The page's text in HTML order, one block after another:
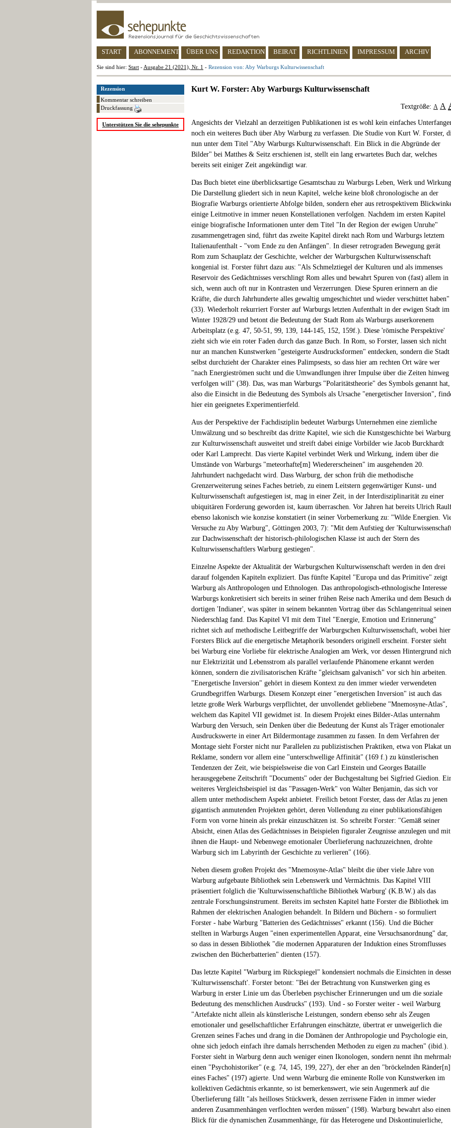
START ABONNEMENT ÜBER UNS REDAKTION BEIRAT RICHTLINIEN IMPRESSUM ARCHIV
Sie sind hier: Start - Ausgabe 21 (2021), Nr. 1 - Rezension von: Aby Warburgs Kulturwissenschaft
Rezension
Kommentar schreiben
Druckfassung
Unterstützen Sie die sehepunkte
Kurt W. Forster: Aby Warburgs Kulturwissenschaft
Textgröße: A A
Angesichts der Vielzahl an derzeitigen Publikationen ist es wohl kein einfaches
noch ein weiteres Buch über Aby Warburg zu verfassen. Die Studie von Kurt W. Forster,
nun unter dem Titel "Aby Warburgs Kulturwissenschaft. Ein Blick in die Abgründe der
Bilder" bei Matthes & Seitz erschienen ist, stellt ein lang erwartetes Buch dar, welches
bereits seit einiger Zeit angekündigt war.
Das Buch bietet eine überblicksartige Gesamtschau zu Warburgs Leben, Werk und
Die Darstellung gliedert sich in neun Kapitel, welche keine bloß chronologische an der
Biografie Warburgs orientierte Abfolge bilden, sondern eher aus retrospektivem
einige Leitmotive in immer neuen Konstellationen verfolgen. Nachdem im ersten Kapitel
einige biografische Informationen unter dem Titel "In der Region der ewigen Unruhe"
zusammengetragen sind, führt das zweite Kapitel direkt nach Rom und Warburgs letztem
Italienaufenthalt - "vom Ende zu den Anfängen". In dieser retrograden Bewegung gerät
Rom zum Schauplatz der Geschichte, welcher der Warburgschen Kulturwissenschaft
kongenial ist. Forster führt dazu aus: "Als Schmelztiegel der Kulturen und als immenses
Reservoir des Gedächtnisses verschlingt Rom alles und bewahrt Spuren von (fast) allem in
sich, wenn auch oft nur in Kontrasten und Verzerrungen. Diese Spuren erinnern an die
Kräfte, die durch Jahrhunderte alles gewaltig umgeschichtet und wieder verschüttet haben"
(33). Wiederholt rekurriert Forster auf Warburgs letzten Aufenthalt in der ewigen Stadt im
Winter 1928/29 und betont die Bedeutung der Stadt Rom als Warburgs auserkorenem
Arbeitsplatz (e.g. 47, 50-51, 99, 139, 144-145, 152, 159f.). Diese 'römische Perspektive'
zieht sich wie ein roter Faden durch das ganze Buch. In Rom, so Forster, lassen sich nicht
nur an manchen Kunstwerken "gesteigerte Ausdrucksformen" entdecken, sondern die Stadt
selbst durchzieht der Charakter eines Palimpsests, so dass hier am rechten Ort wäre wer
"nach Energieströmen sucht und die Umwandlungen ihrer Impulse über die Zeiten hinweg
verfolgen will" (38). Das, was man Warburgs "Polaritätstheorie" des Symbols genannt hat,
also die Einsicht in die Bedeutung des Symbols als Ursache "energetischer Inversion",
hier ein geeignetes Experimentierfeld.
Aus der Perspektive der Fachdisziplin bedeutet Warburgs Unternehmen eine ziemliche
Umwälzung und so beschreibt das dritte Kapitel, wie sich die Kunstgeschichte bei Warburg
zur Kulturwissenschaft ausweitet und streift dabei einige Vorbilder wie Jacob Burckhardt
oder Karl Lamprecht. Das vierte Kapitel verbindet Werk und Wirkung, indem über die
Umstände von Warburgs "meteorhafte[m] Wiedererscheinen" im ausgehenden 20.
Jahrhundert nachgedacht wird. Dass Warburg, der schon früh die methodische
Grenzerweiterung seines Faches betrieb, zu einem Leitstern gegenwärtiger Kunst- und
Kulturwissenschaft aufgestiegen ist, mag in einer Zeit, in der Interdisziplinarität zu einer
ubiquitären Forderung geworden ist, kaum überraschen. Vor Jahren hat bereits Ulrich
ebenso lakonisch wie konzise konstatiert (in seiner Vorbemerkung zu: "Wilde Energien.
Versuche zu Aby Warburg", Göttingen 2003, 7): "Mit dem Aufstieg der
zur Dachwissenschaft der historisch-philologischen Klasse ist auch der Stern des
Kulturwissenschaftlers Warburg gestiegen".
Einzelne Aspekte der Aktualität der Warburgschen Kulturwissenschaft werden in den drei
darauf folgenden Kapiteln expliziert. Das fünfte Kapitel "Europa und das Primitive" zeigt
Warburg als Anthropologen und Ethnologen. Das anthropologisch-ethnologische Interesse
Warburgs konkretisiert sich bereits in seiner frühen Reise nach Amerika und dem Besuch
dortigen 'Indianer', was später in seinem bekannten Vortrag über das Schlangenritual seinen
Niederschlag fand. Das Kapitel VI mit dem Titel "Energie, Emotion und Erinnerung"
richtet sich auf methodische Leitbegriffe der Warburgschen Kulturwissenschaft, wobei hier
Forsters Blick auf die energetische Metaphorik besonders originell erscheint. Forster sieht
bei Warburg eine Vorliebe für elektrische Analogien am Werk, vor dessen Hintergrund
nur Elektrizität und Lebensstrom als parallel verlaufende Phänomene erkannt werden
können, sondern die zivilisatorischen Kräfte "gleichsam galvanisch" vor sich hin arbeiten.
"Energetische Inversion" gehört in diesem Kontext zu den immer wieder verwendeten
Grundbegriffen Warburgs. Diesem Konzept einer "energetischen Inversion" ist auch das
letzte große Werk Warburgs verpflichtet, der unvollendet gebliebene "Mnemosyne-Atlas",
welchem das Kapitel VII gewidmet ist. In diesem Projekt eines Bilder-Atlas unternahm
Warburg den Versuch, sein Denken über die Bedeutung der Kunst als Träger emotionaler
Ausdruckswerte in einer Art Bildermontage zusammen zu fassen. In dem Verfahren der
Montage sieht Forster nicht nur Parallelen zu publizistischen Praktiken, etwa von Plakat
Reklame, sondern vor allem eine "unterschwellige Affinität" (169 f.) zu künstlerischen
Tendenzen der Zeit, wie beispielsweise die von Carl Einstein und Georges Bataille
herausgegebene Zeitschrift "Documents" oder der Buchgestaltung bei Sigfried Giedion.
weiteres Vergleichsbeispiel ist das "Passagen-Werk" von Walter Benjamin, das sich vor
allem unter methodischem Aspekt anbietet. Freilich betont Forster, dass der Atlas zu jenen
gigantisch anmutenden Projekten gehört, deren Vollendung zu einer publikationsfähigen
Form von vorne hinein als prekär einzuschätzen ist. So schreibt Forster: "Gemäß seiner
Absicht, einen Atlas des Gedächtnisses in Beispielen figuraler Zeugnisse anzulegen und mit
ihnen die Haupt- und Nebenwege emotionaler Überlieferung nachzuzeichnen, drohte
Warburg sich im Labyrinth der Geschichte zu verlieren" (166).
Neben diesem großen Projekt des "Mnemosyne-Atlas" bleibt die über viele Jahre von
Warburg aufgebaute Bibliothek sein Lebenswerk und Vermächtnis. Das Kapitel VIII
präsentiert folglich die 'Kulturwissenschaftliche Bibliothek Warburg' (K.B.W.) als das
zentrale Forschungsinstrument. Bereits im sechsten Kapitel hatte Forster die Bibliothek im
Rahmen der elektrischen Analogien behandelt. In Bildern und Büchern - so formuliert
Forster - habe Warburg "Batterien des Gedächtnisses" erkannt (156). Und die Bücher
stellten in Warburgs Augen "einen experimentellen Apparat, eine Versuchsanordnung" dar,
so dass in dessen Bibliothek "die modernen Apparaturen der Induktion eines Stromflusses
zwischen den Bücherbatterien" dienten (157).
Das letzte Kapitel "Warburg im Rückspiegel" kondensiert nochmals die Einsichten in
'Kulturwissenschaft'. Forster betont: "Bei der Betrachtung von Kunstwerken ging es
Warburg in erster Linie um das Überleben psychischer Erinnerungen und um die soziale
Bedeutung des menschlichen Ausdrucks" (193). Und - so Forster weiter - weil Warburg
"Artefakte nicht allein als künstlerische Leistungen, sondern ebenso sehr als Zeugen
emotionaler und gesellschaftlicher Erfahrungen einschätzte, übertrat er unweigerlich die
Grenzen seines Faches und drang in die Domänen der Anthropologie und Psychologie ein,
ohne sich jedoch einfach ihre damals herrschenden Methoden zu eigen zu machen" (ibid.).
Forster sieht in Warburg denn auch weniger einen Ikonologen, sondern nennt ihn
einen "Psychohistoriker" (e.g. 74, 145, 199, 227), der eher an den "bröckelnden Ränder[n]
eines Faches" (197) agierte. Und wenn Warburg die eminente Rolle von Kunstwerken im
kollektiven Gedächtnis erkannte, so ist bemerkenswert, wie sein Augenmerk auf die
Überlieferung fällt "als heilloses Stückwerk, dessen zerrissene Fäden in immer wieder
anderen Zusammenhängen verflochten werden müssen" (198). Warburg bewahrt also einen
Blick für die dynamischen Zusammenhänge, für das Heterogene und Diskontinuierliche,